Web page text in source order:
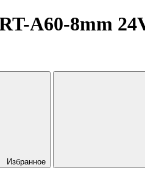
A60-8mm
Избранное